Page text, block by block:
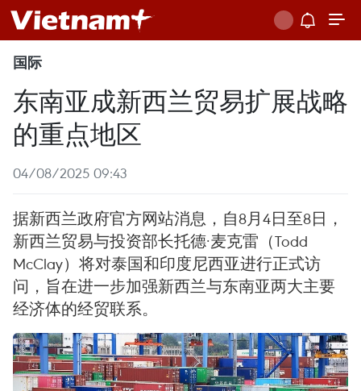
国际
东南亚成新西兰贸易扩展战略
的重点地区
04/08/2025 09:43
据新西兰政府官方网站消息，自8月4日至8日，
新西兰贸易与投资部长托德·麦克雷（Todd
McClay）将对泰国和印度尼西亚进行正式访
问，旨在进一步加强新西兰与东南亚两大主要
经济体的经贸联系。